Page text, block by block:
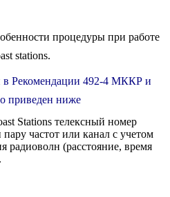
процедуры при работе
stations.
в Рекомендации 492-4 МККР и
приведен ниже
Stations телексный номер
частот или канал с учетом
радиоволн (расстояние, время